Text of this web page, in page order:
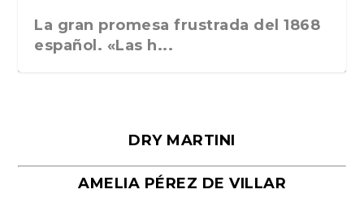
La gran promesa frustrada del 1868
español. «Las h...
DRY MARTINI
AMELIA PÉREZ DE VILLAR